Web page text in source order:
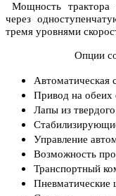
Мощность трактора
через
тремя уровнями
Опции
Автоматическая
Привод на обеих
Лапы из твердого
Управление
Возможность
Транспортный
Пневматические